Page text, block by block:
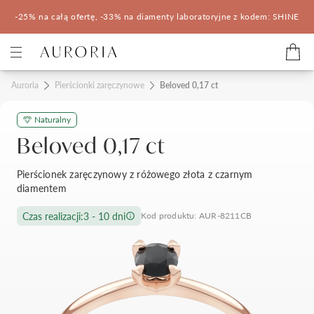
-25% na całą ofertę, -33% na diamenty laboratoryjne z kodem: SHINE
Kategorie
Pierścionki zaręczynowe
Pomocne
Salony Auroria
Salon Auroria Arkadia
Korzyści z zakupu
Auroria Pierścionki zaręczynowe Beloved 0,17 ct
Naturalny
Beloved 0,17 ct
Pierścionek zaręczynowy z różowego złota z czarnym
diamentem
Czas realizacji:3 - 10 dni Kod produktu: AUR-8211CB